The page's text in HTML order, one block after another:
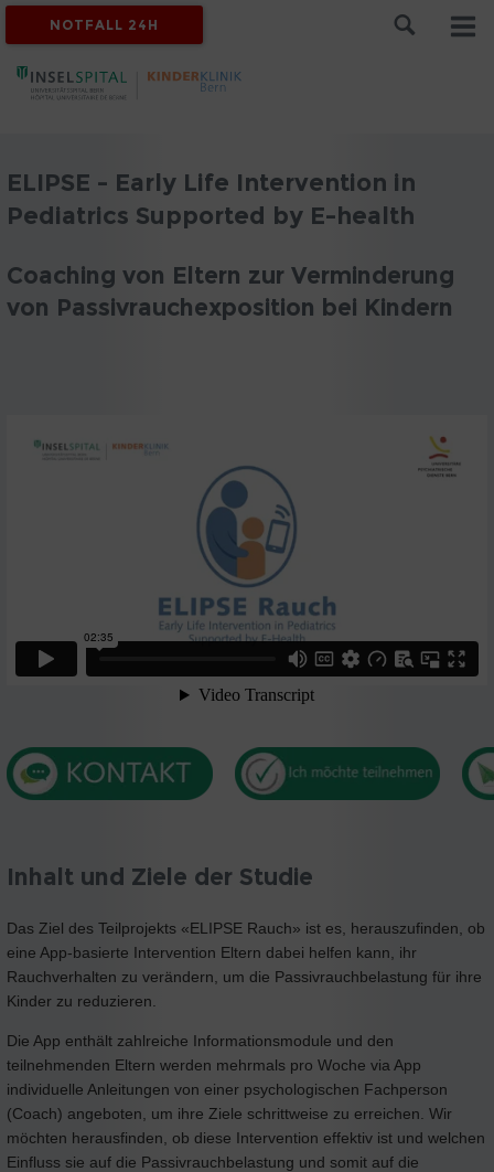
NOTFALL 24H
ELIPSE - Early Life Intervention in
Pediatrics Supported by E-health
Coaching von Eltern zur Verminderung
von Passivrauchexposition bei Kindern
Inhalt und Ziele der Studie
Das Ziel des Teilprojekts «ELIPSE Rauch» ist es, herauszufinden, ob
eine App-basierte Intervention Eltern dabei helfen kann, ihr
Rauchverhalten zu verändern, um die Passivrauchbelastung für ihre
Kinder zu reduzieren.
Die App enthält zahlreiche Informationsmodule und den
teilnehmenden Eltern werden mehrmals pro Woche via App
individuelle Anleitungen von einer psychologischen Fachperson
(Coach) angeboten, um ihre Ziele schrittweise zu erreichen. Wir
möchten herausfinden, ob diese Intervention effektiv ist und welchen
Einfluss sie auf die Passivrauchbelastung und somit auf die